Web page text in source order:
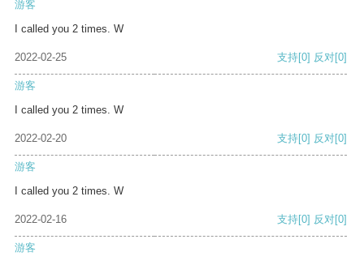
游客
I called you 2 times. W
2022-02-25 支持[0] 反对[0]
游客
I called you 2 times. W
2022-02-20 支持[0] 反对[0]
游客
I called you 2 times. W
2022-02-16 支持[0] 反对[0]
游客